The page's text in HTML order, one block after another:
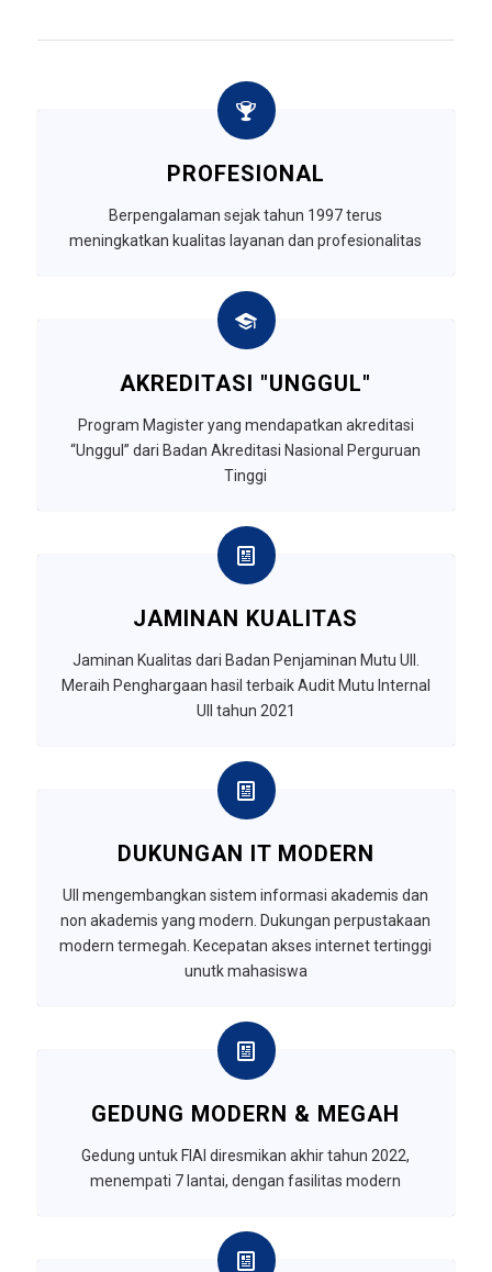
PROFESIONAL
Berpengalaman sejak tahun 1997 terus
meningkatkan kualitas layanan dan profesionalitas
AKREDITASI "UNGGUL"
Program Magister yang mendapatkan akreditasi
“Unggul” dari Badan Akreditasi Nasional Perguruan
Tinggi
JAMINAN KUALITAS
Jaminan Kualitas dari Badan Penjaminan Mutu UII.
Meraih Penghargaan hasil terbaik Audit Mutu Internal
UII tahun 2021
DUKUNGAN IT MODERN
UII mengembangkan sistem informasi akademis dan
non akademis yang modern. Dukungan perpustakaan
modern termegah. Kecepatan akses internet tertinggi
unutk mahasiswa
GEDUNG MODERN & MEGAH
Gedung untuk FIAI diresmikan akhir tahun 2022,
menempati 7 lantai, dengan fasilitas modern